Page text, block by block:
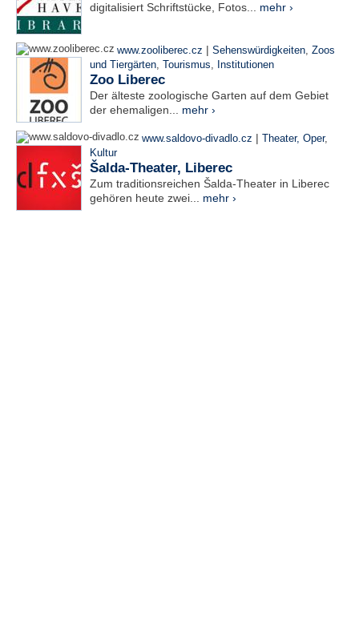
digitalisiert Schriftstücke, Fotos... mehr ›
www.zooliberec.cz | Sehenswürdigkeiten, Zoos
und Tiergärten, Tourismus, Institutionen
Zoo Liberec
Der älteste zoologische Garten auf dem Gebiet
der ehemaligen... mehr ›
www.saldovo-divadlo.cz | Theater, Oper,
Kultur
Šalda-Theater, Liberec
Zum traditionsreichen Šalda-Theater in Liberec
gehören heute zwei... mehr ›